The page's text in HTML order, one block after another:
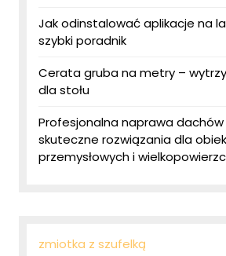
Jak odinstalować aplikacje na
szybki poradnik
Cerata gruba na metry –
dla stołu
Profesjonalna naprawa dachów
skuteczne rozwiązania dla
przemysłowych i
zmiotka z szufelką